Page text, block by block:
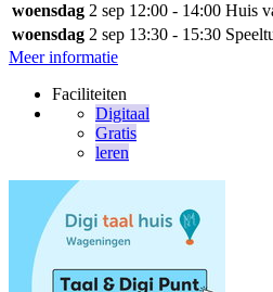
woensdag 2 sep 12:00 - 14:00 Huis
woensdag 2 sep 13:30 - 15:30
Meer informatie
Faciliteiten
Digitaal
Gratis
leren